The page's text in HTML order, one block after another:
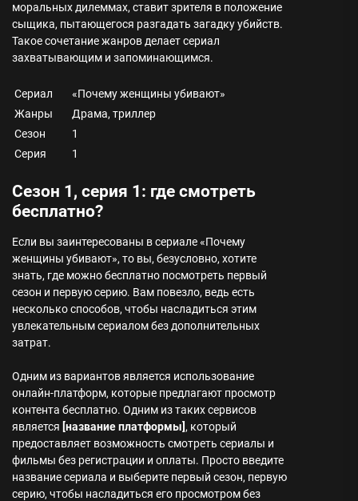
моральных дилеммах, ставит зрителя в положение
сыщика, пытающегося разгадать загадку убийств.
Такое сочетание жанров делает сериал
захватывающим и запоминающимся.
Сериал
«Почему женщины убивают»
Жанры
Драма, триллер
Сезон
1
Серия
1
Сезон 1, серия 1: где смотреть
бесплатно?
Если вы заинтересованы в сериале «Почему
женщины убивают», то вы, безусловно, хотите
знать, где можно бесплатно посмотреть первый
сезон и первую серию. Вам повезло, ведь есть
несколько способов, чтобы насладиться этим
увлекательным сериалом без дополнительных
затрат.
Одним из вариантов является использование
онлайн-платформ, которые предлагают просмотр
контента бесплатно. Одним из таких сервисов
является [название платформы] , который
предоставляет возможность смотреть сериалы и
фильмы без регистрации и оплаты. Просто введите
название сериала и выберите первый сезон, первую
серию, чтобы насладиться его просмотром без